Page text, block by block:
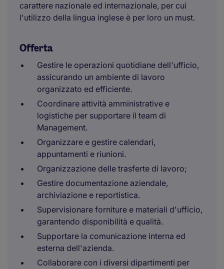
carattere nazionale ed internazionale, per cui
l'utilizzo della lingua inglese è per loro un must.
Offerta
Gestire le operazioni quotidiane dell'ufficio,
assicurando un ambiente di lavoro
organizzato ed efficiente.
Coordinare attività amministrative e
logistiche per supportare il team di
Management.
Organizzare e gestire calendari,
appuntamenti e riunioni.
Organizzazione delle trasferte di lavoro;
Gestire documentazione aziendale,
archiviazione e reportistica.
Supervisionare forniture e materiali d'ufficio,
garantendo disponibilità e qualità.
Supportare la comunicazione interna ed
esterna dell'azienda.
Collaborare con i diversi dipartimenti per